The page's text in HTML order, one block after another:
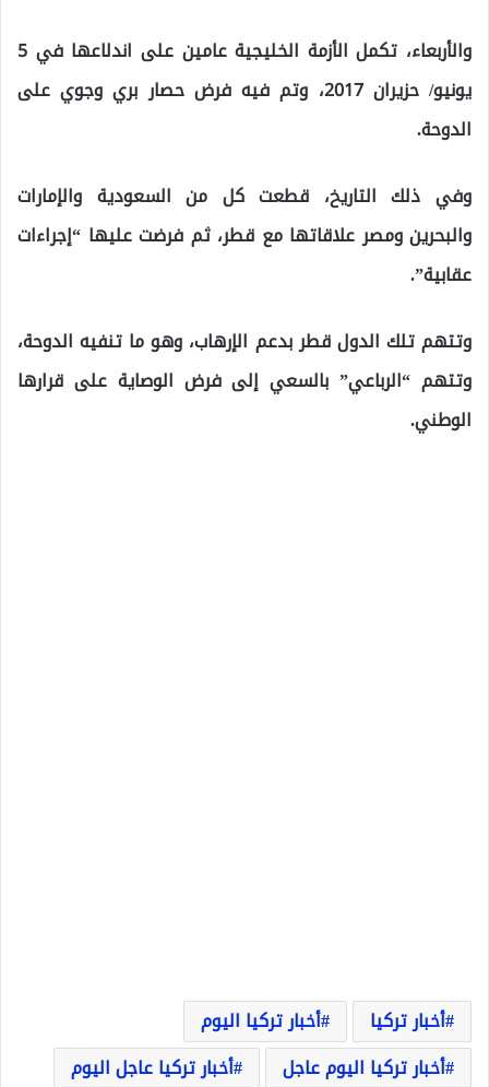
والأربعاء، تكمل الأزمة الخليجية عامين على اندلاعها في 5
يونيو/ حزيران 2017، وتم فيه فرض حصار بري وجوي على
الدوحة.
وفي ذلك التاريخ، قطعت كل من السعودية والإمارات
والبحرين ومصر علاقاتها مع قطر، ثم فرضت عليها “إجراءات
عقابية”.
وتتهم تلك الدول قطر بدعم الإرهاب، وهو ما تنفيه الدوحة،
وتتهم “الرباعي” بالسعي إلى فرض الوصاية على قرارها
الوطني.
أخبار تركيا
أخبار تركيا اليوم
أخبار تركيا اليوم عاجل
أخبار تركيا عاجل اليوم